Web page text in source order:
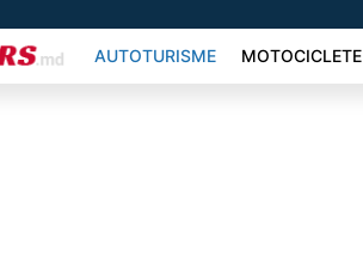
AUTOTURISME MOTOCICLETE